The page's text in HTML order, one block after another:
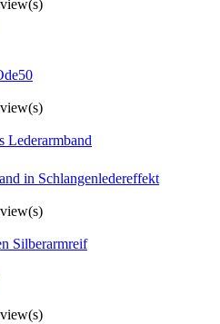
in Schlangenledereffekt